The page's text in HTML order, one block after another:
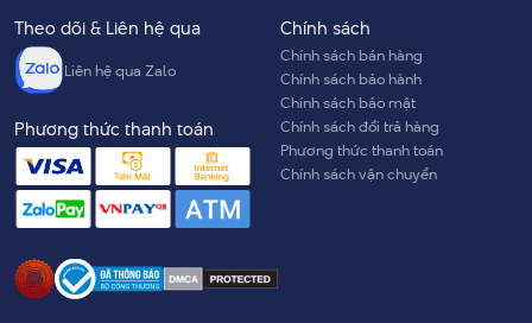
Chính sách
Chính sách bán hàng
Chính sách bảo hành
Chính sách bảo mật
Chính sách đổi trả hàng
Phương thức thanh toán
Chính sách vận chuyển
Theo dõi & Liên hệ qua
Liên hệ qua Zalo
Phương thức thanh toán